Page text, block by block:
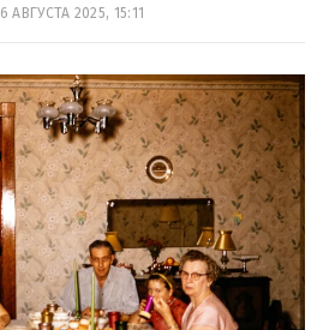
6 АВГУСТА 2025, 15:11